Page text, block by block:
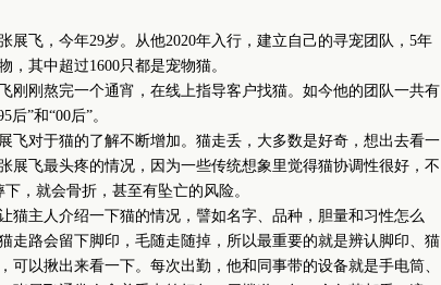
飞，今年29岁。从他2020年入行，建立自己的寻宠团队，5年
，其中超过1600只都是宠物猫。
刚熬完一个通宵，在线上指导客户找猫。如今他的团队一共有
”和“00后”。
对于猫的了解不断增加。猫走丢，大多数是好奇，想出去看一
展飞最头疼的情况，因为一些传统想象里觉得猫协调性很好，不
，就会骨折，甚至有坠亡的风险。
主人介绍一下猫的情况，譬如名字、品种，胆量和习性怎么
走路会留下脚印，毛随走随掉，所以最重要的就是辨认脚印、猫
可以揪出来看一下。每次出勤，他和同事带的设备就是手电筒、